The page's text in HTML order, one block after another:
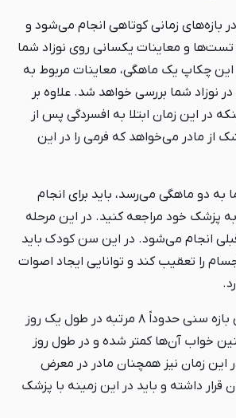
بازه‌های زمانی کوتاهی انجام می‌شود و
تست‌ها و معاینات یکسانی روی نوزاد شما
چکاپ یک ماهگی، معاینات مربوط به
نوزاد شما بررسی خواهد شد. علاوه بر
در این زمان ابتلا به افسردگی پس از
از مادر می‌خواهد که فرمی را در این
به دو ماهگی می‌رسد، باید برای انجام
پزشک خود مراجعه کنید. در این مرحله
انجام می‌شود. در این سن کودک باید
را تعقیب کند و توانایی ایجاد اصوات
بیشتر نوزادان در این بازه سنی حدوداً ۸ مرتبه در طول یک روز
خواب آن‌ها کمتر شده و در طول روز
این زمان نیز همچنان مادر در معرض
قرار داشته و باید در این زمینه با پزشک